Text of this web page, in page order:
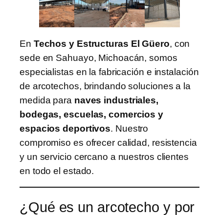
En Techos y Estructuras El Güero, con
sede en Sahuayo, Michoacán, somos
especialistas en la fabricación e instalación
de arcotechos, brindando soluciones a la
medida para naves industriales,
bodegas, escuelas, comercios y
espacios deportivos. Nuestro
compromiso es ofrecer calidad, resistencia
y un servicio cercano a nuestros clientes
en todo el estado.
¿Qué es un arcotecho y por